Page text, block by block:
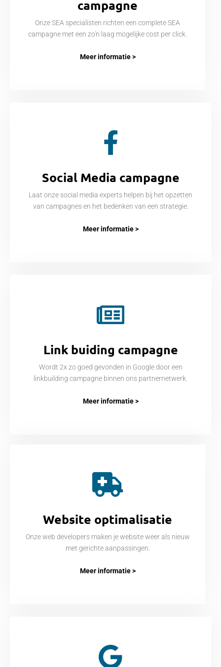
campagne
Onze SEA specialisten richten een complete SEA
campagne met een zo'n laag mogelijke cost per click.
Meer informatie >
Social Media campagne
Laat onze social media experts helpen bij het opzetten
van campagnes en het bedenken van een strategie.
Meer informatie >
Link buiding campagne
Wordt 2x zo goed gevonden in Google door een
linkbuilding campagne binnen ons partnernetwerk.
Meer informatie >
Website optimalisatie
Onze web developers maken je website weer als nieuw
met gerichte aanpassingen.
Meer informatie >